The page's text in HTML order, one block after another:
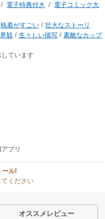
/ 電子特典付き / 電子コミック大
執着がすごい / 壮大なストーリ
観 / 生々しい描写 / 素敵なカップ
ています
プリ
ール!
ください
オススメレビュー